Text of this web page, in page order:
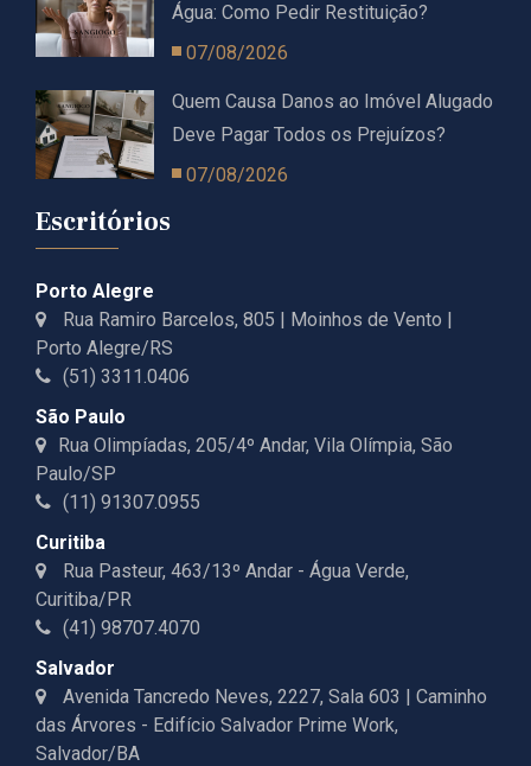
Água: Como Pedir Restituição?
07/08/2026
Quem Causa Danos ao Imóvel Alugado
Deve Pagar Todos os Prejuízos?
07/08/2026
Escritórios
Porto Alegre
Rua Ramiro Barcelos, 805 | Moinhos de Vento |
Porto Alegre/RS
(51) 3311.0406
São Paulo
Rua Olimpíadas, 205/4º Andar, Vila Olímpia, São
Paulo/SP
(11) 91307.0955
Curitiba
Rua Pasteur, 463/13º Andar - Água Verde,
Curitiba/PR
(41) 98707.4070
Salvador
Avenida Tancredo Neves, 2227, Sala 603 | Caminho
das Árvores - Edifício Salvador Prime Work,
Salvador/BA